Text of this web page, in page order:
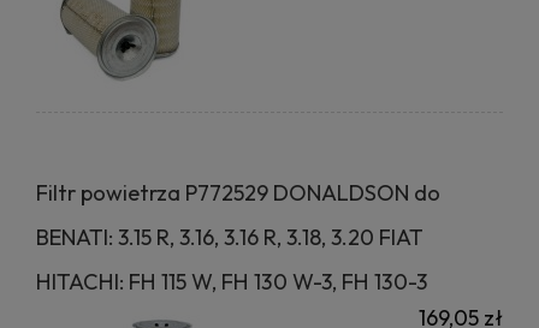
Filtr powietrza P772529 DONALDSON do
BENATI: 3.15 R, 3.16, 3.16 R, 3.18, 3.20 FIAT
HITACHI: FH 115 W, FH 130 W-3, FH 130-3
169,05 zł